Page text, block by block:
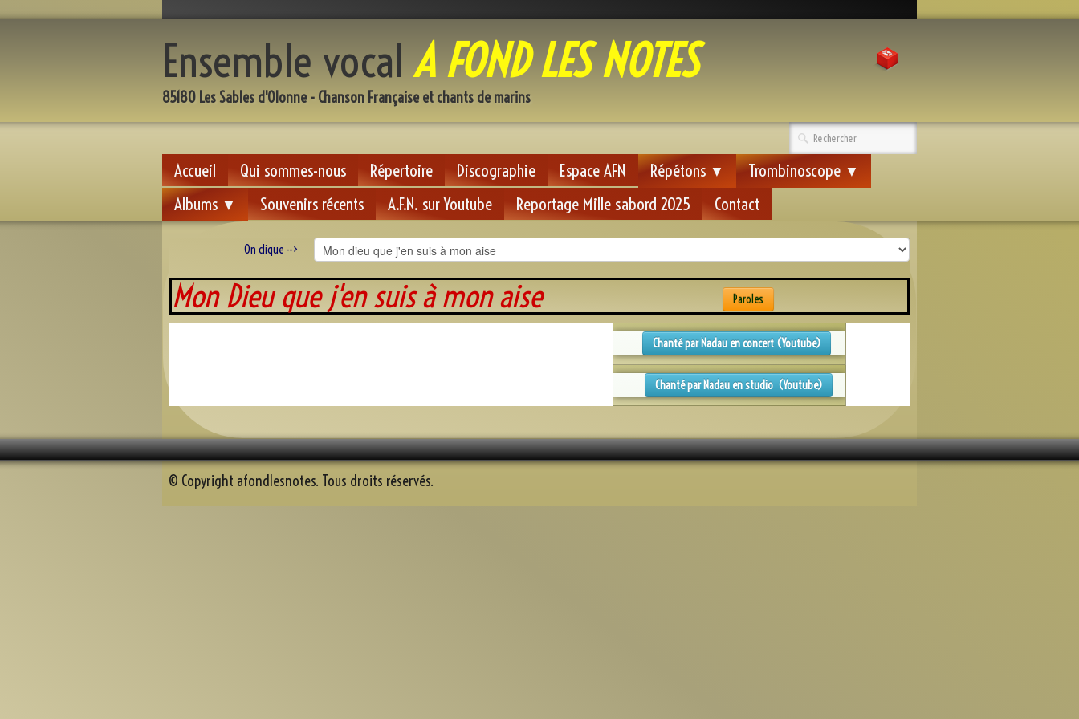
Ensemble vocalA FOND LES NOTES
85180 Les Sables d'Olonne - Chanson Française et chants de marins
Accueil Qui sommes-nous Répertoire Discographie Espace AFN Répétons ▼ Trombinoscope ▼
Albums ▼ Souvenirs récents A.F.N. sur Youtube Reportage Mille sabord 2025 Contact
On clique -->
Mon Dieu que j'en suis à mon aise Paroles
Chanté par Nadau en concert (Youtube)
Chanté par Nadau en studio (Youtube)
© Copyright afondlesnotes. Tous droits réservés.